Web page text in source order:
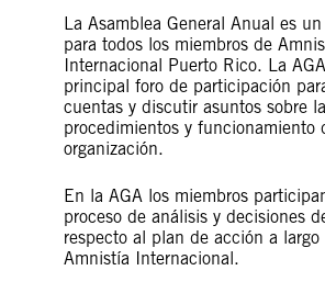
La Asamblea General Anual es
para todos los miembros de
Internacional Puerto Rico. La
principal foro de participación
cuentas y discutir asuntos sobre
procedimientos y funcionamiento
organización.
En la AGA los miembros
proceso de análisis y decisiones
respecto al plan de acción a largo
Amnistía Internacional.